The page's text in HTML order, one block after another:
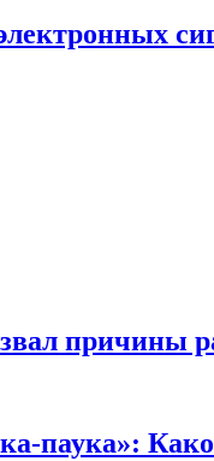
причины
паука»: